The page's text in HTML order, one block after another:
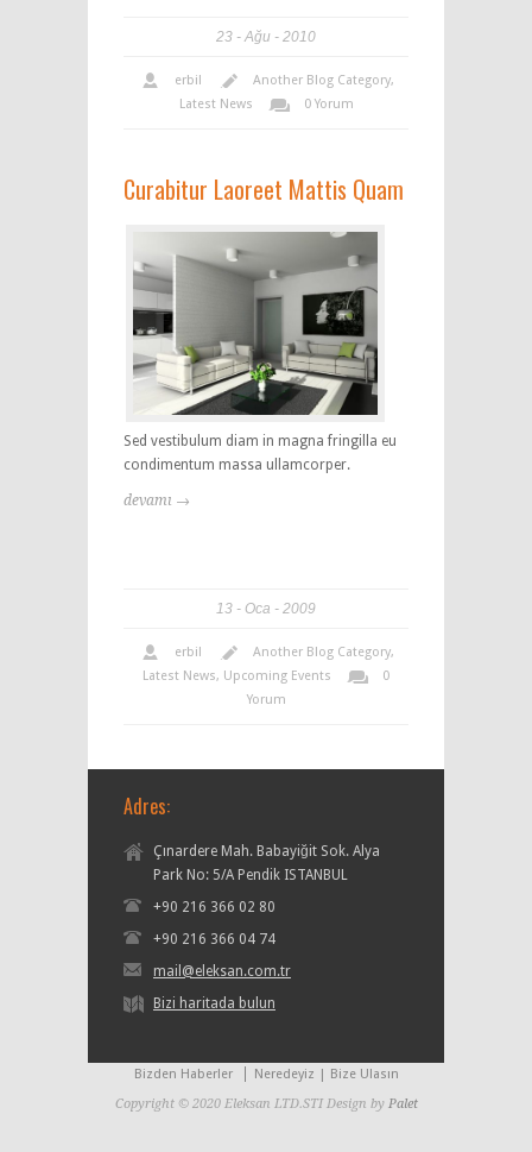
23 Ağu 2010
erbil Another Blog Category,
Latest News
0 Yorum
Curabitur Laoreet Mattis Quam
Sed vestibulum diam in magna fringilla eu
condimentum massa ullamcorper.
devamı →
13 Oca 2009
erbil Another Blog Category,
Latest News, Upcoming Events
0
Yorum
Adres:
Çınardere Mah. Babayiğit Sok. Alya
Park No: 5/A Pendik ISTANBUL
+90 216 366 02 80
+90 216 366 04 74
mail@eleksan.com.tr
Bizi haritada bulun
Bizden Haberler
Neredeyiz | Bize Ulasın
Copyright © 2020 Eleksan LTD.STI Design by Palet